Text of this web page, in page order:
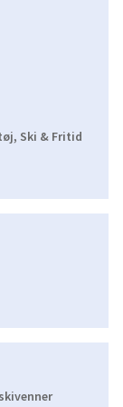
Ski & Fritid